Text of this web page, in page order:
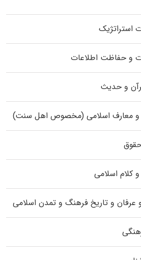
استراتژیک
و حفاظت اطلاعات
و حدیث
و معارف اسلامی (مخصوص اهل سنت)
کلام اسلامی
عرفان و تاریخ فرهنگ و تمدن اسلامی